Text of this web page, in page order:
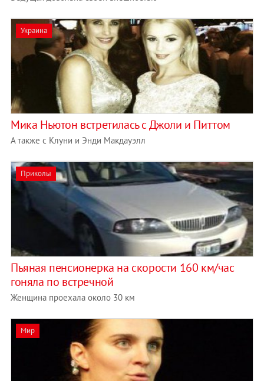
Украина
Мика Ньютон встретилась с Джоли и Питтом
А также с Клуни и Энди Макдауэлл
Приколы
Пьяная пенсионерка на скорости 160 км/час
гоняла по встречной
Женщина проехала около 30 км
Мир